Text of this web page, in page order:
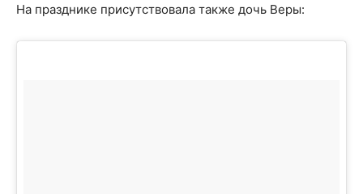
На празднике присутствовала также дочь Веры: